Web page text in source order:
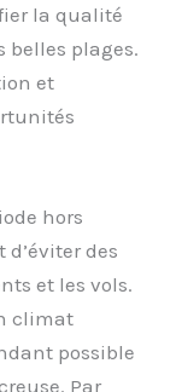
la qualité
belles plages.
et
hors
des
et les vols.
climat
possible
Par